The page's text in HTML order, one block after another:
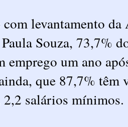
com levantamento
Souza, 73,7%
emprego um ano
que 87,7%
2,2 salários mínimos.